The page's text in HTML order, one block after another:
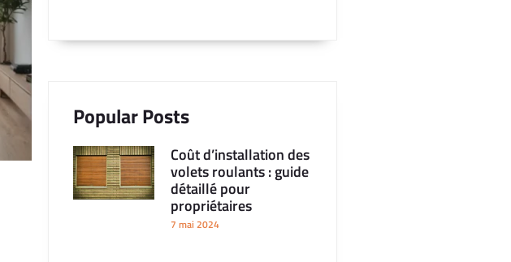
Popular Posts
Coût d’installation des
volets roulants : guide
détaillé pour
propriétaires
7 mai 2024